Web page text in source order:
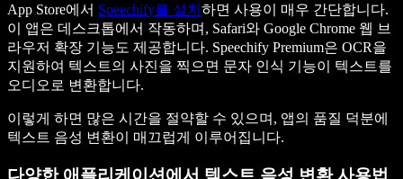
App Store에서 Speechify를 설치 하면 사용이 매우 간단합니다.
이 앱은 데스크톱에서 작동하며, Safari와 Google Chrome 웹 브
라우저 확장 기능도 제공합니다. Speechify Premium은 OCR을
지원하여 텍스트의 사진을 찍으면 문자 인식 기능이 텍스트를
오디오로 변환합니다.
이렇게 하면 많은 시간을 절약할 수 있으며, 앱의 품질 덕분에
텍스트 음성 변환이 매끄럽게 이루어집니다.